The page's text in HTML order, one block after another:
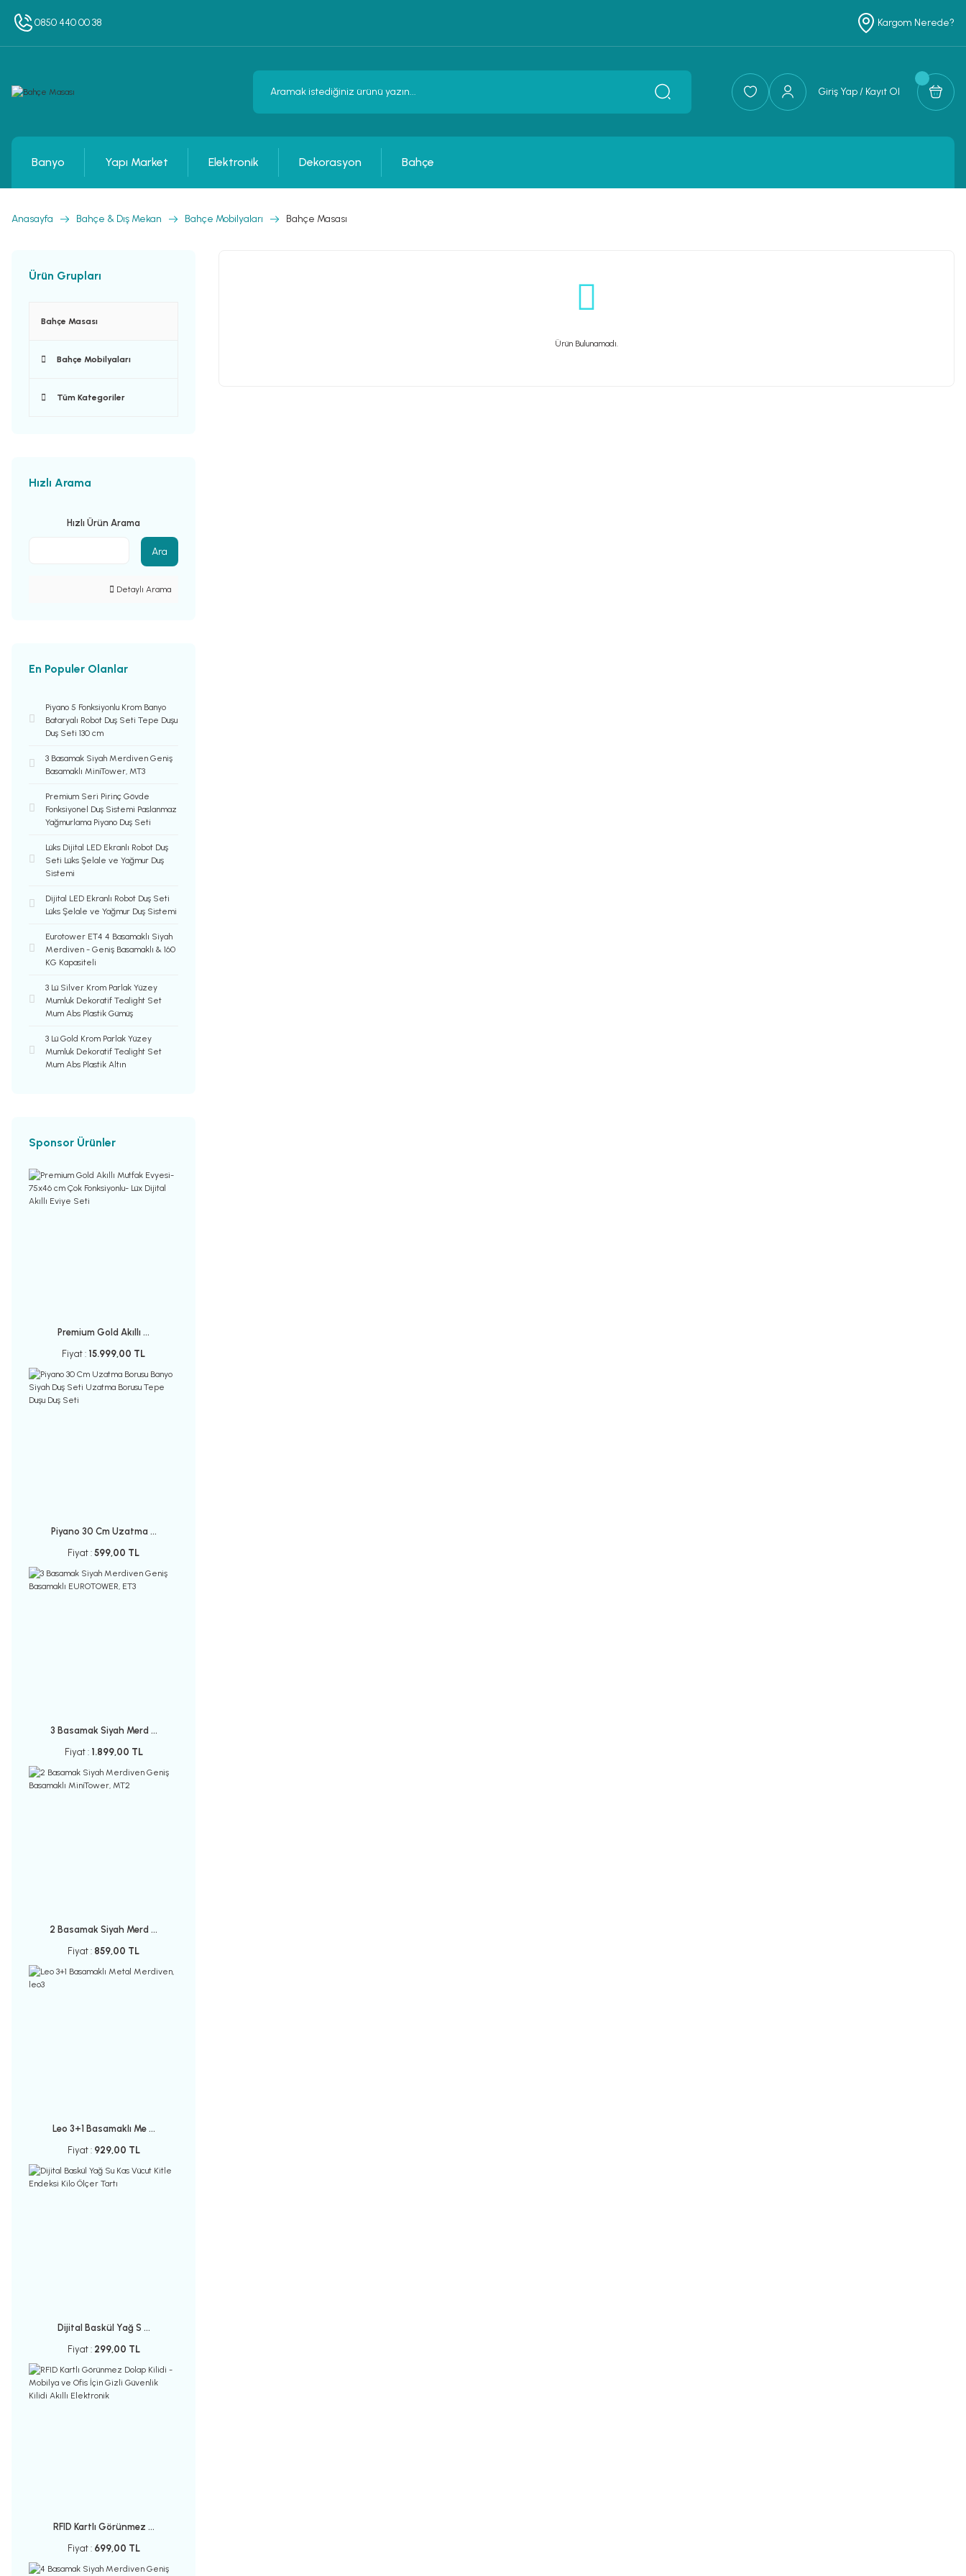
0850 440 00 38 Kargom Nerede?
Giriş Yap / Kayıt Ol
Banyo Yapı Market Elektronik Dekorasyon Bahçe
Anasayfa Bahçe & Dış Mekan Bahçe Mobilyaları Bahçe Masası
Ürün Grupları
Bahçe Masası
Bahçe Mobilyaları
Tüm Kategoriler
Hızlı Arama
Hızlı Ürün Arama
Ara
Detaylı Arama
En Populer Olanlar
Piyano 5 Fonksiyonlu Krom Banyo
Bataryalı Robot Duş Seti Tepe Duşu
Duş Seti 130 cm
3 Basamak Siyah Merdiven Geniş
Basamaklı MiniTower, MT3
Premium Seri Pirinç Gövde
Fonksiyonel Duş Sistemi Paslanmaz
Yağmurlama Piyano Duş Seti
Lüks Dijital LED Ekranlı Robot Duş
Seti Lüks Şelale ve Yağmur Duş
Sistemi
Dijital LED Ekranlı Robot Duş Seti
Lüks Şelale ve Yağmur Duş Sistemi
Eurotower ET4 4 Basamaklı Siyah
Merdiven - Geniş Basamaklı & 160
KG Kapasiteli
3 Lü Silver Krom Parlak Yüzey
Mumluk Dekoratif Tealight Set
Mum Abs Plastik Gümüş
3 Lü Gold Krom Parlak Yüzey
Mumluk Dekoratif Tealight Set
Mum Abs Plastik Altın
Sponsor Ürünler
Premium Gold Akıllı ...
Fiyat : 15.999,00 TL
Piyano 30 Cm Uzatma ...
Fiyat : 599,00 TL
3 Basamak Siyah Merd ...
Fiyat : 1.899,00 TL
2 Basamak Siyah Merd ...
Fiyat : 859,00 TL
Leo 3+1 Basamaklı Me ...
Fiyat : 929,00 TL
Dijital Baskül Yağ S ...
Fiyat : 299,00 TL
RFID Kartlı Görünmez ...
Fiyat : 699,00 TL
Ürün Bulunamadı.